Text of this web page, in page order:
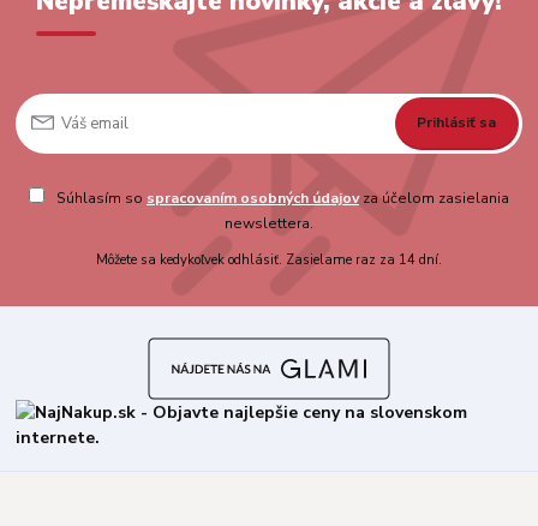
Prihlásiť sa
Súhlasím so spracovaním osobných údajovza účelom zasielania
newslettera.
Môžete sa kedykoľvek odhlásiť. Zasielame raz za 14 dní.